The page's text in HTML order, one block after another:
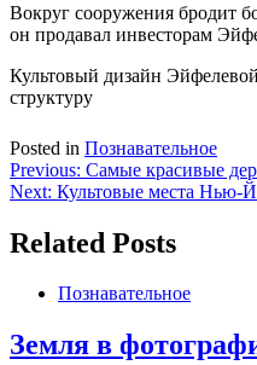
Вокруг сооружения бродит
он продавал инвесторам
Культовый дизайн
структуру
Posted in Познавательное
Навигация
по
записям
Previous: Самые красивые
Next: Культовые места Нью-
Related Posts
Познавательное
Земля в